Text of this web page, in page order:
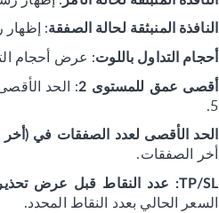
النافذة المنبثقة لحالة الصفقة: إظهار
أحجام التداول باللوت: عرض أحجام
أقصى عمق للمستوى 2
: الحد
5.
الحد الأقصى لعدد الصفقات في
أخر الصفقات.
TP/SL: عدد النقاط قبل عرض تحذير
السعر الحالي بعدد النقاط المحدد.